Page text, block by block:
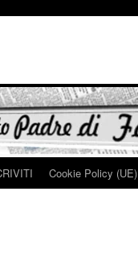
Cookie Policy (UE)